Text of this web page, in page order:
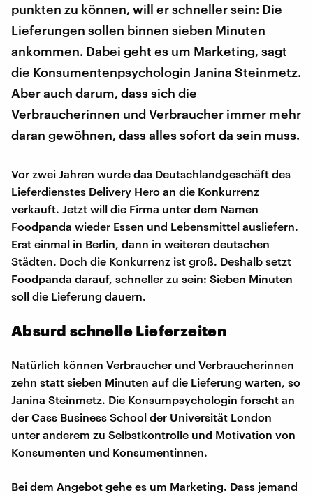
punkten zu können, will er schneller sein: Die
Lieferungen sollen binnen sieben Minuten
ankommen. Dabei geht es um Marketing, sagt
die Konsumentenpsychologin Janina Steinmetz.
Aber auch darum, dass sich die
Verbraucherinnen und Verbraucher immer mehr
daran gewöhnen, dass alles sofort da sein muss.
Vor zwei Jahren wurde das Deutschlandgeschäft des
Lieferdienstes Delivery Hero an die Konkurrenz
verkauft. Jetzt will die Firma unter dem Namen
Foodpanda wieder Essen und Lebensmittel ausliefern.
Erst einmal in Berlin, dann in weiteren deutschen
Städten. Doch die Konkurrenz ist groß. Deshalb setzt
Foodpanda darauf, schneller zu sein: Sieben Minuten
soll die Lieferung dauern.
Absurd schnelle Lieferzeiten
Natürlich können Verbraucher und Verbraucherinnen
zehn statt sieben Minuten auf die Lieferung warten, so
Janina Steinmetz. Die Konsumpsychologin forscht an
der Cass Business School der Universität London
unter anderem zu Selbstkontrolle und Motivation von
Konsumenten und Konsumentinnen.
Bei dem Angebot gehe es um Marketing. Dass jemand